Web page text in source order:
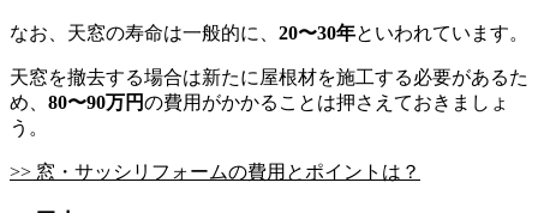
なお、天窓の寿命は一般的に、 20〜30年といわれています。
天窓を撤去する場合は新たに屋根材を施工する必要があるた
め、 80〜90万円の費用がかかることは押さえておきましょ
う。
>> 窓・サッシリフォームの費用とポイントは？